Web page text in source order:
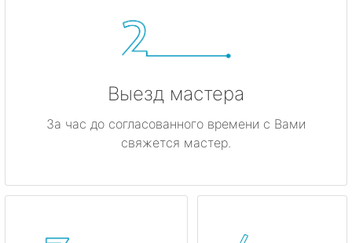
Выезд мастера
За час до согласованного времени с Вами
свяжется мастер.